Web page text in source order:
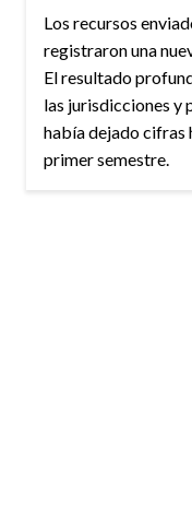
Los recursos
registraron una
El resultado
las jurisdicciones y
había dejado cifras
primer semestre.